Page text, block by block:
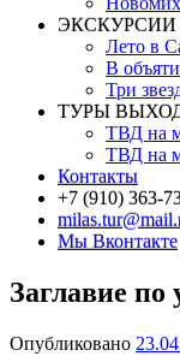
ЭКСКУРСИИ
Лето в
В
Три
ТУРЫ
ТВД на
ТВД на
Контакты
+7 (910) 363-
Мы Вконтакте
Заглавие
Опубликовано